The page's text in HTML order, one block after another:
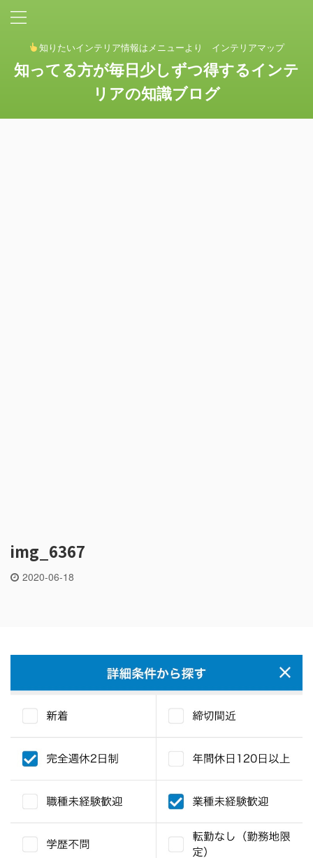
知りたいインテリア情報はメニューより インテリアマップ
知ってる方が毎日少しずつ得するインテ
リアの知識ブログ
img_6367
2020-06-18